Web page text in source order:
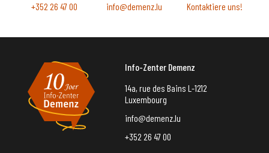
+352 26 47 00 info@demenz.lu Kontaktiere uns!
Info-Zenter Demenz
14a, rue des Bains L-1212
Luxembourg
info@demenz.lu
+352 26 47 00